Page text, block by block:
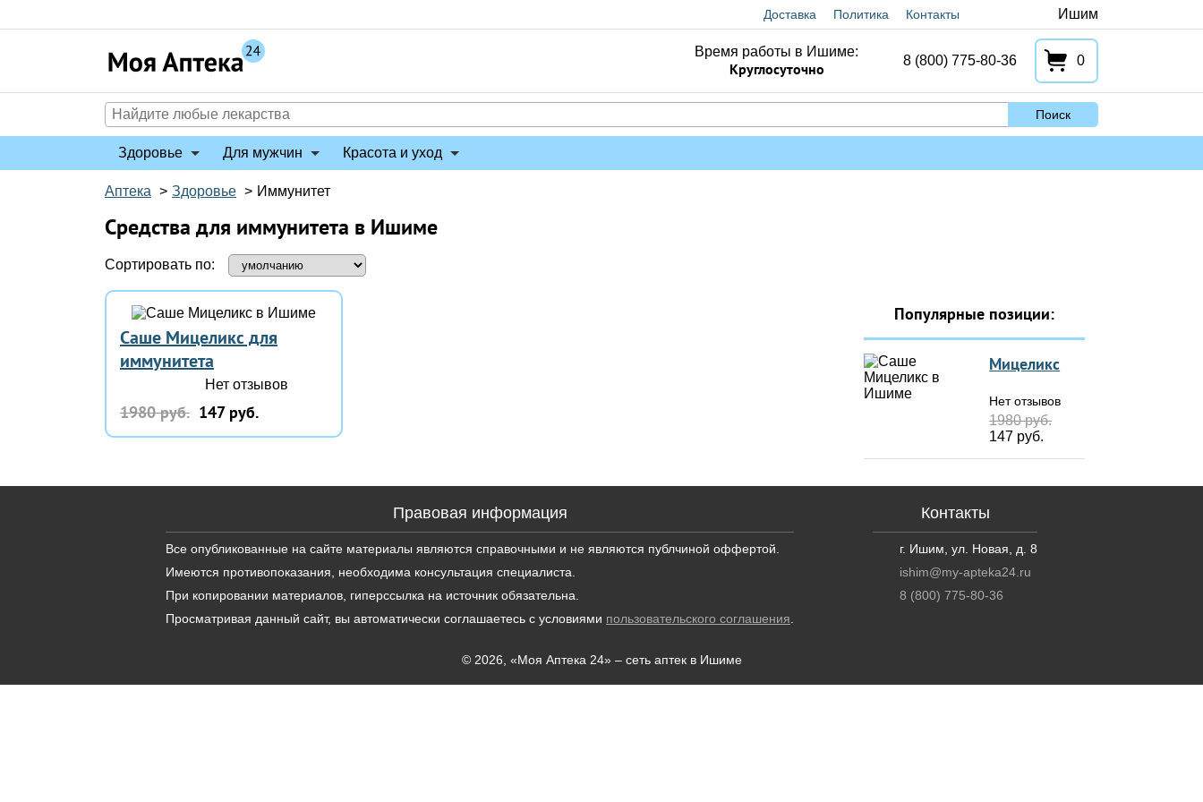
Доставка Политика Контакты Ишим
Время работы в Ишиме:
Круглосуточно 8 (800) 775-80-36 0
Поиск
Здоровье Для мужчин Красота и уход
Аптека > Здоровье > Иммунитет
Средства для иммунитета в Ишиме
Сортировать по:
Саше Мицеликс для
иммунитета
Нет отзывов
1980 руб. 147 руб.
Популярные позиции:
Мицеликс
Нет отзывов
1980 руб.
147 руб.
Правовая информация
Все опубликованные на сайте материалы являются справочными и не являются публчиной оффертой.
Имеются противопоказания, необходима консультация специалиста.
При копировании материалов, гиперссылка на источник обязательна.
Просматривая данный сайт, вы автоматически соглашаетесь с условиями пользовательского соглашения
Контакты
г. Ишим, ул. Новая, д. 8
ishim@my-apteka24.ru
8 (800) 775-80-36
© 2026, «Моя Аптека 24» – сеть аптек в Ишиме